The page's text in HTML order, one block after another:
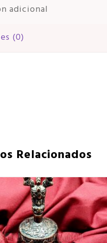
adicional
(0)
Relacionados